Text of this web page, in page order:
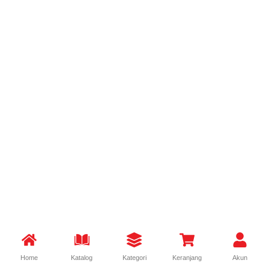
Home Katalog Kategori Keranjang Akun